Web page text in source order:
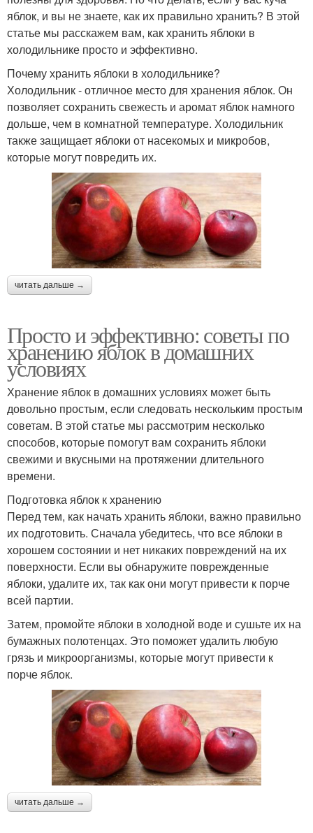
яблок, и вы не знаете, как их правильно хранить? В этой
статье мы расскажем вам, как хранить яблоки в
холодильнике просто и эффективно.
Почему хранить яблоки в холодильнике?
Холодильник - отличное место для хранения яблок. Он
позволяет сохранить свежесть и аромат яблок намного
дольше, чем в комнатной температуре. Холодильник
также защищает яблоки от насекомых и микробов,
которые могут повредить их.
читать дальше →
Просто и эффективно: советы по
хранению яблок в домашних
условиях
Хранение яблок в домашних условиях может быть
довольно простым, если следовать нескольким простым
советам. В этой статье мы рассмотрим несколько
способов, которые помогут вам сохранить яблоки
свежими и вкусными на протяжении длительного
времени.
Подготовка яблок к хранению
Перед тем, как начать хранить яблоки, важно правильно
их подготовить. Сначала убедитесь, что все яблоки в
хорошем состоянии и нет никаких повреждений на их
поверхности. Если вы обнаружите поврежденные
яблоки, удалите их, так как они могут привести к порче
всей партии.
Затем, промойте яблоки в холодной воде и сушьте их на
бумажных полотенцах. Это поможет удалить любую
грязь и микроорганизмы, которые могут привести к
порче яблок.
читать дальше →